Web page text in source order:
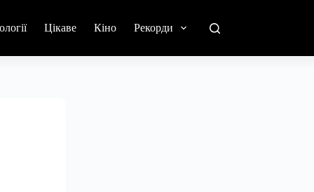
Цікаве Кіно Рекорди